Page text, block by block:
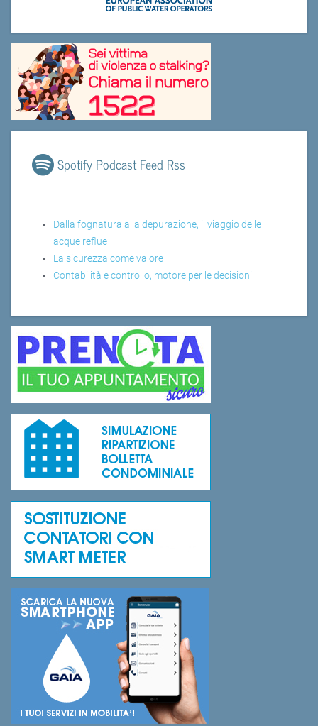
Spotify Podcast Feed Rss
Dalla fognatura alla depurazione, il viaggio delle
acque reflue
La sicurezza come valore
Contabilità e controllo, motore per le decisioni